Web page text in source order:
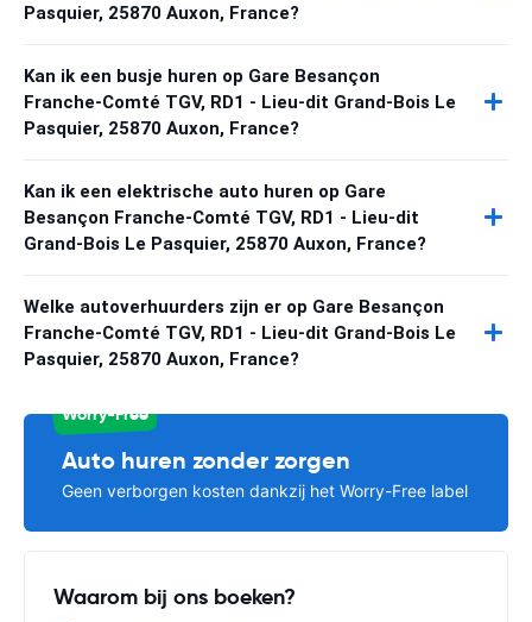
Pasquier, 25870 Auxon, France?
Kan ik een busje huren op Gare Besançon
Franche-Comté TGV, RD1 - Lieu-dit Grand-Bois Le
Pasquier, 25870 Auxon, France?
Kan ik een elektrische auto huren op Gare
Besançon Franche-Comté TGV, RD1 - Lieu-dit
Grand-Bois Le Pasquier, 25870 Auxon, France?
Welke autoverhuurders zijn er op Gare Besançon
Franche-Comté TGV, RD1 - Lieu-dit Grand-Bois Le
Pasquier, 25870 Auxon, France?
Worry-Free
Auto huren zonder zorgen
Geen verborgen kosten dankzij het Worry-Free label
Waarom bij ons boeken?